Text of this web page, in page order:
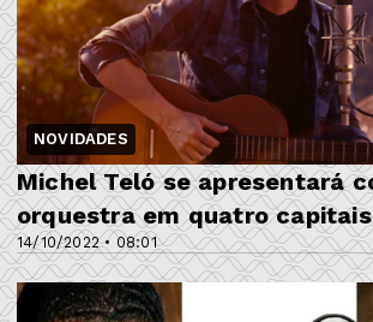
NOVIDADES
14/10/2022 • 08:01
Michel Teló se apresentará
orquestra em quatro capitais